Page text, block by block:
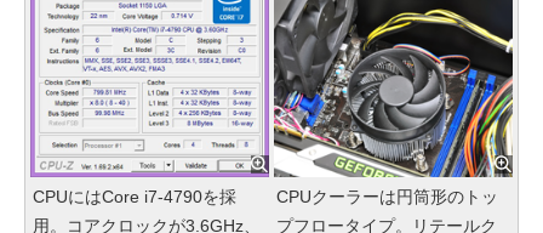
CPUにはCore i7-4790を採
用。コアクロックが3.6GHz、
CPUクーラーは円筒形のトッ
プフロータイプ。リテールク